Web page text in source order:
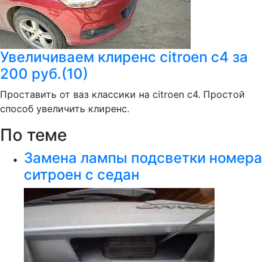
Увеличиваем клиренс citroen c4 за
200 руб.(10)
Проставить от ваз классики на citroen c4. Простой
способ увеличить клиренс.
По теме
Замена лампы подсветки номера
ситроен с седан